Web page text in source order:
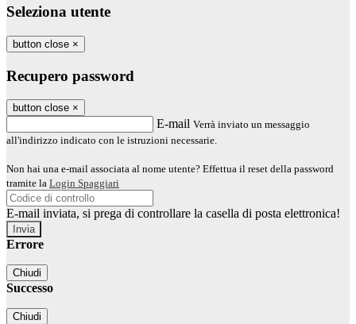
Seleziona utente
button close ×
Recupero password
button close ×
E-mail Verrà inviato un messaggio
all'indirizzo indicato con le istruzioni necessarie.
Non hai una e-mail associata al nome utente? Effettua il reset della password
tramite la Login Spaggiari
E-mail inviata, si prega di controllare la casella di posta elettronica!
Errore
Chiudi
Successo
Chiudi